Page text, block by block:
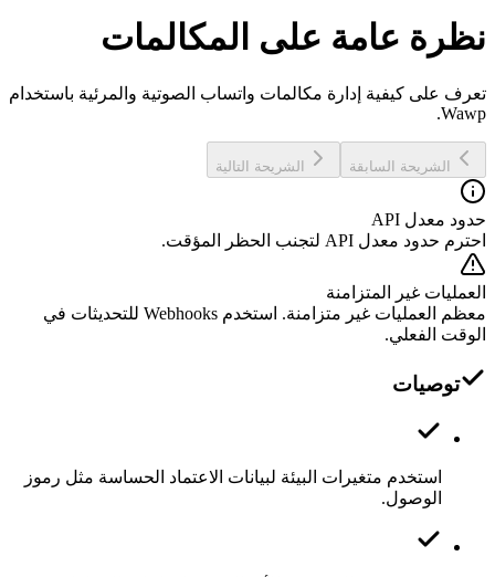
نظرة عامة على المكالمات
تعرف على كيفية إدارة مكالمات واتساب الصوتية والمرئية باستخدام
Wawp.
الشريحة السابقة الشريحة التالية
حدود معدل API
احترم حدود معدل API لتجنب الحظر المؤقت.
العمليات غير المتزامنة
معظم العمليات غير متزامنة. استخدم Webhooks للتحديثات في
الوقت الفعلي.
توصيات
استخدم متغيرات البيئة لبيانات الاعتماد الحساسة مثل رموز
الوصول.